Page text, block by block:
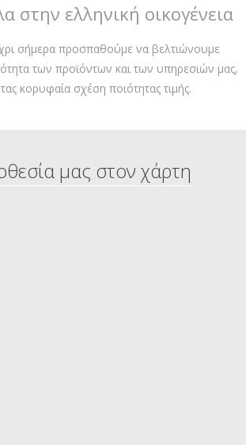
στην ελληνική οικογένεια
σήμερα προσπαθούμε να βελτιώνουμε
των προϊόντων και των υπηρεσιών μας,
κορυφαία σχέση ποιότητας τιμής.
μας στον χάρτη